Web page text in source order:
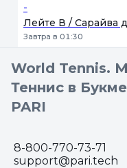
-
Лейте В / Сарайва
Завтра в 01:30
World Tennis.
Теннис в
PARI
8-800-770-73-71
support@pari.tech